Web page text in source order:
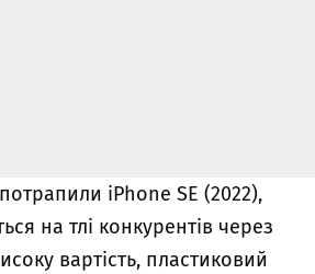
iPhone SE (2022),
на тлі конкурентів через
вартість, пластиковий